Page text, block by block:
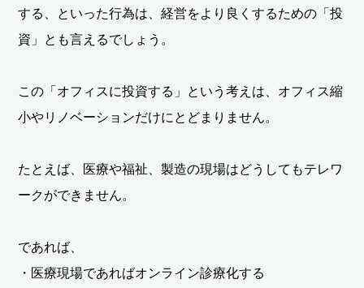
する、といった行為は、経営をより良くするための「投
資」とも言えるでしょう。
この「オフィスに投資する」という考えは、オフィス縮
小やリノベーションだけにとどまりません。
たとえば、医療や福祉、製造の現場はどうしてもテレワ
ークができません。
であれば、
・医療現場であればオンライン診療化する